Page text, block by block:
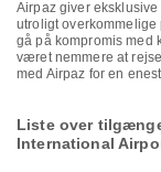
Airpaz giver
utroligt overkommelige
gå på kompromis med
været nemmere at
med Airpaz for en
Liste over
International